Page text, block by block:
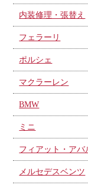
内装修理・張替え
フェラーリ
ポルシェ
マクラーレン
BMW
ミニ
フィアット・アバ
メルセデスベンツ